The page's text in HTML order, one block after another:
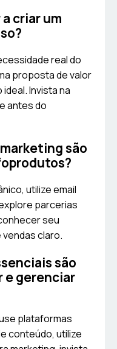
criar um
real do
proposta de valor
Invista na
antes do
são
utilize email
parcerias
seu
claro.
são
e gerenciar
plataformas
conteúdo, utilize